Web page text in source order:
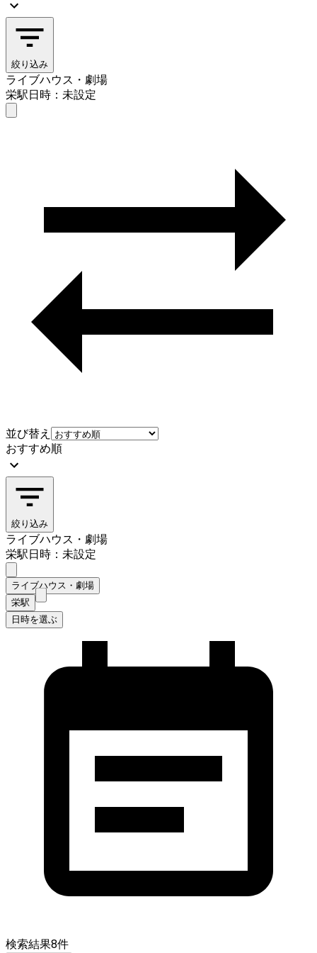
絞り込み
ライブハウス・劇場
栄駅日時：未設定
並び替え
おすすめ順
絞り込み
ライブハウス・劇場
栄駅日時：未設定
ライブハウス・劇場
栄駅
日時を選ぶ
検索結果8件